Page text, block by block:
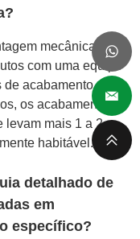
mecânica da
com uma equipe
de acabamento —
os acabamentos
levam mais 1 a 2
habitável.
detalhado de
em
específico?